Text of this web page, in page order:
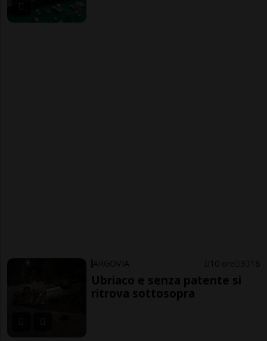
ARGOVIA 10 ore 3 18
Ubriaco e senza patente si
ritrova sottosopra